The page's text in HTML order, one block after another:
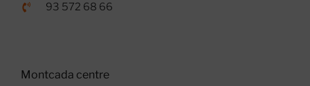
93 572 68 66
Montcada centre